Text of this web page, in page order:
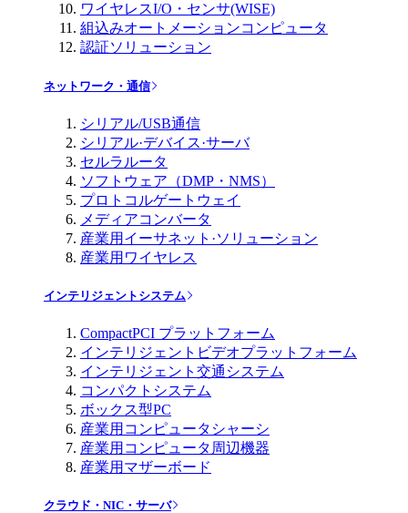
ワイヤレスI/O・センサ(WISE)
組込みオートメーションコンピュータ
認証ソリューション
ネットワーク・通信
シリアル/USB通信
シリアル·デバイス·サーバ
セルラルータ
ソフトウェア（DMP・NMS）
プロトコルゲートウェイ
メディアコンバータ
産業用イーサネット·ソリューション
産業用ワイヤレス
インテリジェントシステム
CompactPCI プラットフォーム
インテリジェントビデオプラットフォーム
インテリジェント交通システム
コンパクトシステム
ボックス型PC
産業用コンピュータシャーシ
産業用コンピュータ周辺機器
産業用マザーボード
クラウド・NIC・サーバ